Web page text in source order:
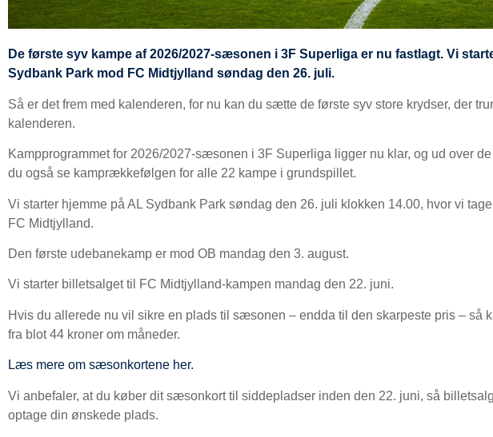
De første syv kampe af 2026/2027-sæsonen i 3F Superliga er nu fastlagt. Vi
Sydbank Park mod FC Midtjylland søndag den 26. juli.
Så er det frem med kalenderen, for nu kan du sætte de første syv store krydser, der
kalenderen.
Kampprogrammet for 2026/2027-sæsonen i 3F Superliga ligger nu klar, og ud over
du også se kamprækkefølgen for alle 22 kampe i grundspillet.
Vi starter hjemme på AL Sydbank Park søndag den 26. juli klokken 14.00, hvor vi
FC Midtjylland.
Den første udebanekamp er mod OB mandag den 3. august.
Vi starter billetsalget til FC Midtjylland-kampen mandag den 22. juni.
Hvis du allerede nu vil sikre en plads til sæsonen – endda til den skarpeste pris – så
fra blot 44 kroner om måneder.
Læs mere om sæsonkortene her.
Vi anbefaler, at du køber dit sæsonkort til siddepladser inden den 22. juni, så
optage din ønskede plads.